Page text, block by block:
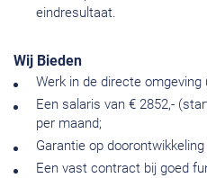
eindresultaat.
Wij Bieden
Werk in de directe omgeving
Een salaris van € 2852,-
per maand;
Garantie op
Een vast contract bij goed